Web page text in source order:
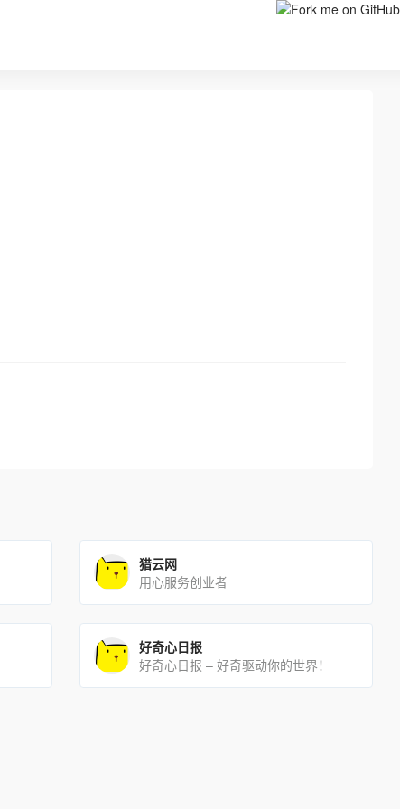
猎云网
用心服务创业者
好奇心日报
好奇心日报 – 好奇驱动你的世界！